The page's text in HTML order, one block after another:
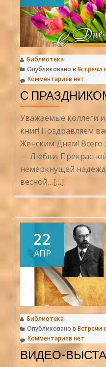
Библиотека
Опубликовано в Встречи
Комментариев нет
С
Уважаемые коллеги
книг! Поздравляем
Женским Днем!
— Любви.
немеркнущей
весной…Читать
больше
праздником!
[…]
22
АПР
Библиотека
Опубликовано в Встречи
Комментариев нет
ВИДЕО-